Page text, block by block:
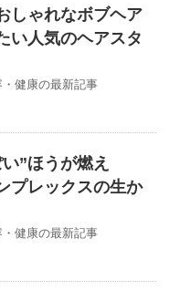
しゃれなボブヘア
い人気のヘアスタ
・健康の最新記事
”ほうが燃え
レックスの生か
・健康の最新記事